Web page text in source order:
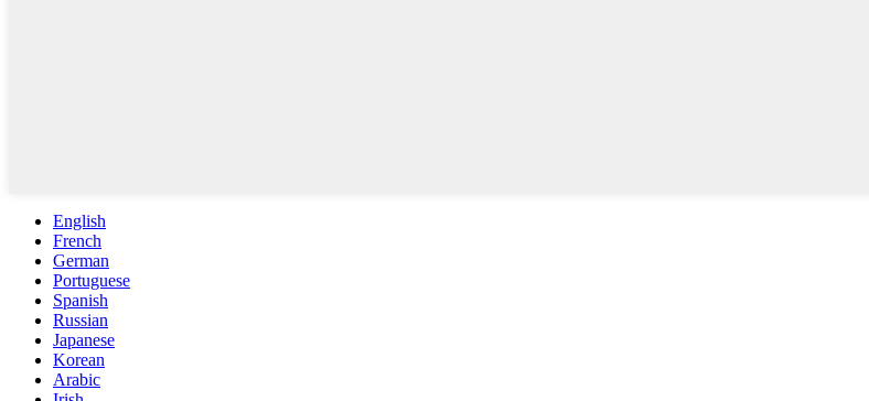
English
French
German
Portuguese
Spanish
Russian
Japanese
Korean
Arabic